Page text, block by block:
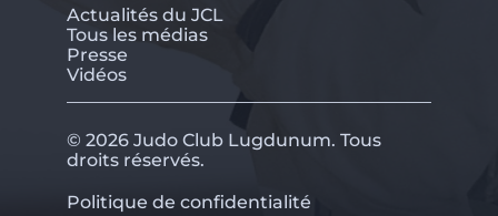
Actualités du JCL
Tous les médias
Presse
Vidéos
© 2026 Judo Club Lugdunum. Tous
droits réservés.
Politique de confidentialité